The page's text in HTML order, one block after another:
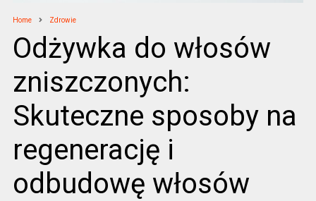
Home Zdrowie
Odżywka do włosów
zniszczonych:
Skuteczne sposoby na
regenerację i
odbudowę włosów